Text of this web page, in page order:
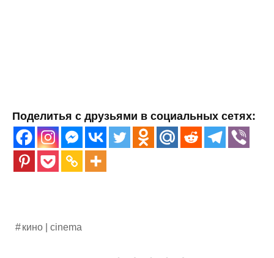
Поделитья с друзьями в социальных сетях:
кино | cinema